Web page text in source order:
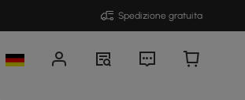
Spedizione gratuita